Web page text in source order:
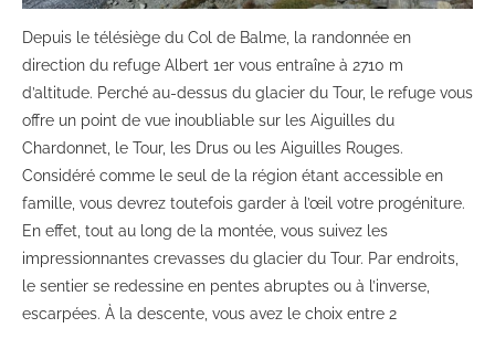
Depuis le télésiège du Col de Balme, la randonnée en
direction du refuge Albert 1er vous entraîne à 2710 m
d’altitude. Perché au-dessus du glacier du Tour, le refuge vous
offre un point de vue inoubliable sur les Aiguilles du
Chardonnet, le Tour, les Drus ou les Aiguilles Rouges.
Considéré comme le seul de la région étant accessible en
famille, vous devrez toutefois garder à l’œil votre progéniture.
En effet, tout au long de la montée, vous suivez les
impressionnantes crevasses du glacier du Tour. Par endroits,
le sentier se redessine en pentes abruptes ou à l’inverse,
escarpées. À la descente, vous avez le choix entre 2